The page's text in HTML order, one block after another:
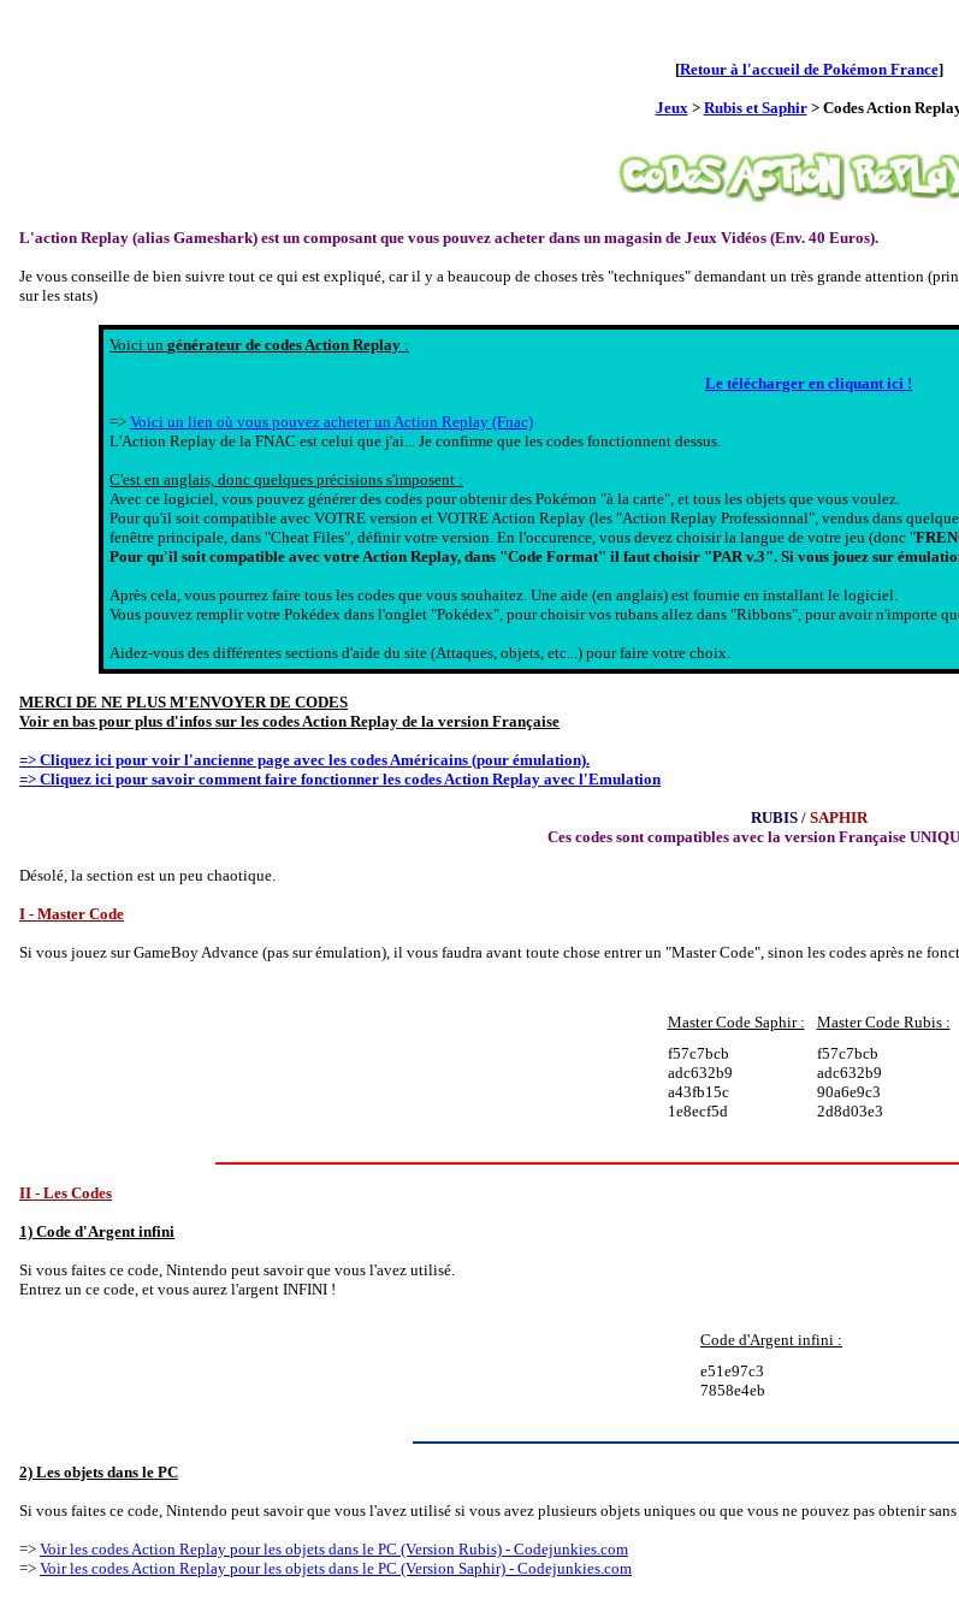
[Retour à l'accueil de Pokémon France]
Jeux> Rubis et Saphir> Codes Action
L'action Replay (alias Gameshark) est un composant que vous pouvez acheter dans un magasin de Jeux Vidéos (Env. 40 Euros).
Je vous conseille de bien suivre tout ce qui est expliqué, car il y a beaucoup de choses très "techniques" demandant un très grande attention
sur les stats)
Voici un générateur de codes Action Replay :
Le télécharger en cliquant ici !
=> Voici un lien où vous pouvez acheter un Action Replay (Fnac)
L'Action Replay de la FNAC est celui que j'ai... Je confirme que les codes fonctionnent dessus.
C'est en anglais, donc quelques précisions s'imposent :
Avec ce logiciel, vous pouvez générer des codes pour obtenir des Pokémon "à la carte", et tous les objets que vous voulez.
Pour qu'il soit compatible avec VOTRE version et VOTRE Action Replay (les "Action Replay Professionnal", vendus dans
fenêtre principale, dans "Cheat Files", définir votre version. En l'occurence, vous devez choisir la langue de votre jeu (donc "
Pour qu'il soit compatible avec votre Action Replay, dans "Code Format" il faut choisir "PAR v.3". Si vous jouez sur
Après cela, vous pourrez faire tous les codes que vous souhaitez. Une aide (en anglais) est fournie en installant le logiciel.
Vous pouvez remplir votre Pokédex dans l'onglet "Pokédex", pour choisir vos rubans allez dans "Ribbons", pour avoir n'importe
Aidez-vous des différentes sections d'aide du site (Attaques, objets, etc...) pour faire votre choix.
MERCI DE NE PLUS M'ENVOYER DE CODES
Voir en bas pour plus d'infos sur les codes Action Replay de la version Française
=> Cliquez ici pour voir l'ancienne page avec les codes Américains (pour émulation).
=> Cliquez ici pour savoir comment faire fonctionner les codes Action Replay avec l'Emulation
RUBIS/ SAPHIR
Ces codes sont compatibles avec la version Française
Désolé, la section est un peu chaotique.
I - Master Code
Si vous jouez sur GameBoy Advance (pas sur émulation), il vous faudra avant toute chose entrer un "Master Code", sinon les codes après ne
Master Code Saphir :
Master Code Rubis :
f57c7bcb
adc632b9
a43fb15c
1e8ecf5d
f57c7bcb
adc632b9
90a6e9c3
2d8d03e3
II - Les Codes
1) Code d'Argent infini
Si vous faites ce code, Nintendo peut savoir que vous l'avez utilisé.
Entrez un ce code, et vous aurez l'argent INFINI !
Code d'Argent infini :
e51e97c3
7858e4eb
2) Les objets dans le PC
Si vous faites ce code, Nintendo peut savoir que vous l'avez utilisé si vous avez plusieurs objets uniques ou que vous ne pouvez pas obtenir sans
=> Voir les codes Action Replay pour les objets dans le PC (Version Rubis) - Codejunkies.com
=> Voir les codes Action Replay pour les objets dans le PC (Version Saphir) - Codejunkies.com